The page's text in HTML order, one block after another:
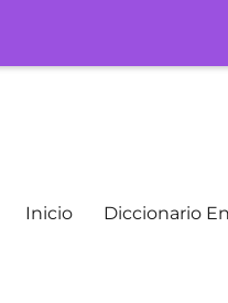
Inicio Diccionario